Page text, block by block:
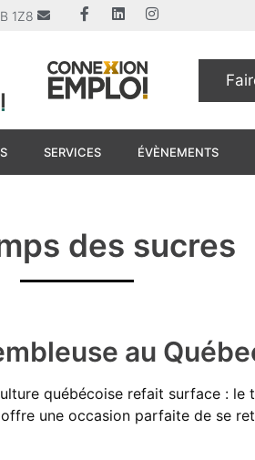
1Z8
SERVICES ÉVÈNEMENTS
des sucres
au
québécoise refait surface :
une occasion parfaite de se